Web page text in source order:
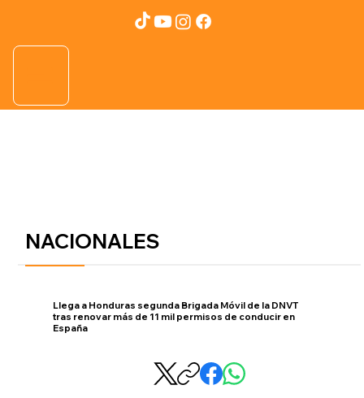
NACIONALES
Llega a Honduras segunda Brigada Móvil de la DNVT
tras renovar más de 11 mil permisos de conducir en
España